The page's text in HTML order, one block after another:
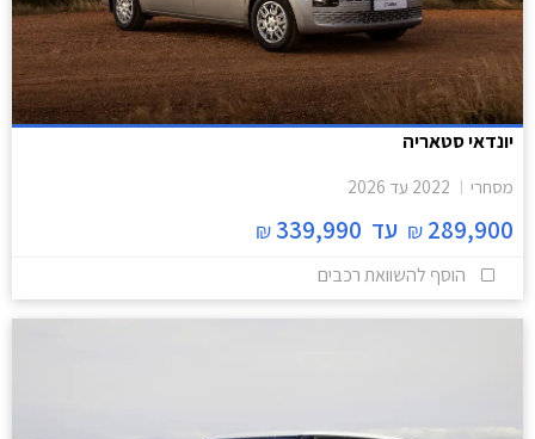
יונדאי סטאריה
מסחרי 2022 עד 2026
289,900
₪ עד 339,990
₪
הוסף להשוואת רכבים